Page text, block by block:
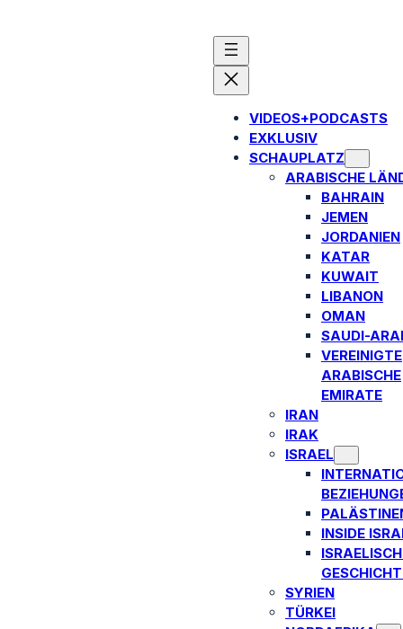
VIDEOS+PODCASTS
EXKLUSIV
SCHAUPLATZ
ARABISCHE
BAHRAIN
JEMEN
JORDANIEN
KATAR
KUWAIT
LIBANON
OMAN
SAUDI-
VEREINIGTE
ARABISCHE
EMIRATE
IRAN
IRAK
ISRAEL
INSIDE
SYRIEN
TÜRKEI